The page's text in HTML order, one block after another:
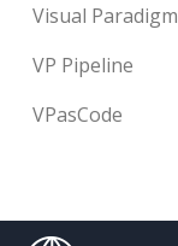
Visual Paradigm
VP Pipeline
VPasCode